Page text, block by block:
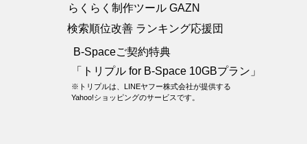
らくらく制作ツール GAZN
検索順位改善 ランキング応援団
B-Spaceご契約特典
「トリプル for B-Space 10GBプラン」
※トリプルは、LINEヤフー株式会社が提供する
Yahoo!ショッピングのサービスです。